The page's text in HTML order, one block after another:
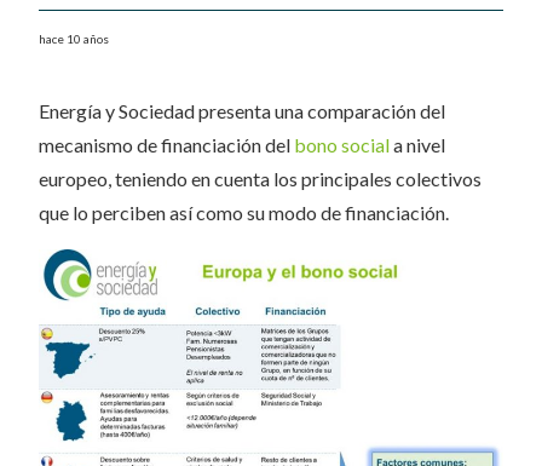
hace 10 años
Energía y Sociedad presenta una comparación del
mecanismo de financiación del bono sociala nivel
europeo, teniendo en cuenta los principales colectivos
que lo perciben así como su modo de financiación.